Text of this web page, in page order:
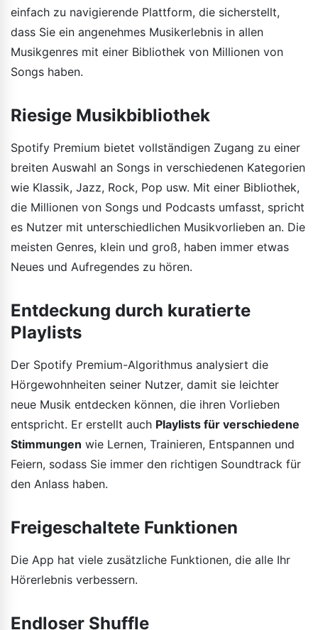
einfach zu navigierende Plattform, die sicherstellt,
dass Sie ein angenehmes Musikerlebnis in allen
Musikgenres mit einer Bibliothek von Millionen von
Songs haben.
Riesige Musikbibliothek
Spotify Premium bietet vollständigen Zugang zu einer
breiten Auswahl an Songs in verschiedenen Kategorien
wie Klassik, Jazz, Rock, Pop usw. Mit einer Bibliothek,
die Millionen von Songs und Podcasts umfasst, spricht
es Nutzer mit unterschiedlichen Musikvorlieben an. Die
meisten Genres, klein und groß, haben immer etwas
Neues und Aufregendes zu hören.
Entdeckung durch kuratierte
Playlists
Der Spotify Premium-Algorithmus analysiert die
Hörgewohnheiten seiner Nutzer, damit sie leichter
neue Musik entdecken können, die ihren Vorlieben
entspricht. Er erstellt auch Playlists für verschiedene
Stimmungen wie Lernen, Trainieren, Entspannen und
Feiern, sodass Sie immer den richtigen Soundtrack für
den Anlass haben.
Freigeschaltete Funktionen
Die App hat viele zusätzliche Funktionen, die alle Ihr
Hörerlebnis verbessern.
Endloser Shuffle